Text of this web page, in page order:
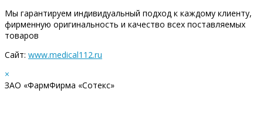
Мы гарантируем индивидуальный подход к каждому клиенту,
фирменную оригинальность и качество всех поставляемых
товаров
Сайт: www.medical112.ru
×
ЗАО «ФармФирма «Сотекс»